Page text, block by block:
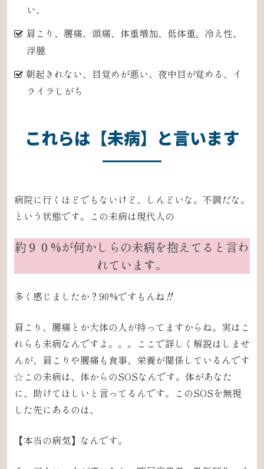
い、
肩こり、腰痛、頭痛、体重増加、低体重、冷え性、
浮腫
朝起きれない、目覚めが悪い、夜中目が覚める、イ
ライラしがち
これらは【未病】と言います
病院に行くほどでもないけど、しんどいな。 不調だな。
という状態です。この未病は現代人の
約９０%が何かしらの未病を抱えてると言わ
れています。
多く感じましたか？ 90%ですもんね‼️
肩こり、腰痛とか大体の人が持ってますからね。 実はこ
れらも未病なんですよ。。。 ここで詳しく解説はしませ
んが、 肩こりや腰痛も食事、栄養が関係しているんです
☆ この未病は、 体からのSOSなんです。 体があなた
に、助けてほしいと言ってるんです。 このSOSを無視
した先にあるのは、
【本当の病気】なんです。